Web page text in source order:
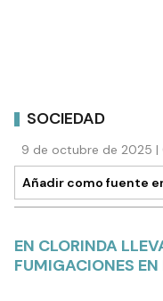
SOCIEDAD
9 de octubre de 2025 |
Añadir como fuente
EN CLORINDA
FUMIGACIONES